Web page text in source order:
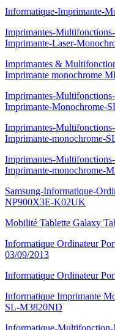
Informatique-Imprimante-
Imprimantes-
Imprimante-Laser-
Imprimantes &
Imprimante monochrome
Imprimantes-
Imprimante-Monochrome-
Imprimantes-
Imprimante-monochrome-
Imprimantes-
Imprimante-monochrome-
Samsung-Informatique-
NP900X3E-K02UK
Mobilité Tablette Galaxy
Informatique Ordinateur
03/09/2013
Informatique Ordinateur
Informatique Imprimante
SL-M3820ND
Informatique-